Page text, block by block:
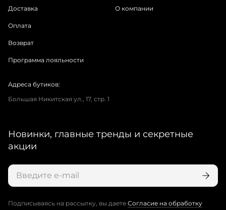
Доставка
Оплата
Возврат
Программа лояльности
О компании
Адреса бутиков:
Большая Никитская ул., 17, стр. 1
Новинки, главные тренды и секретные
акции
Подписываясь на рассылку, вы даете Согласие на обработку